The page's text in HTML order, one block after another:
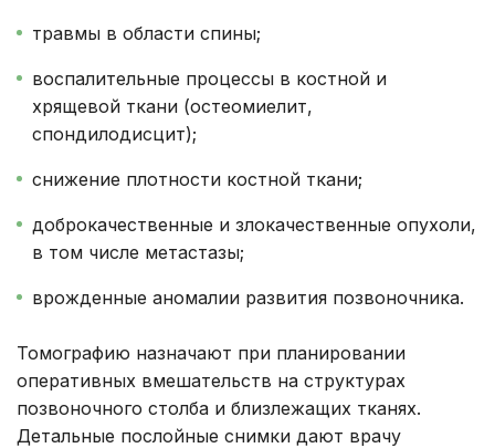
травмы в области спины;
воспалительные процессы в костной и
хрящевой ткани (остеомиелит,
спондилодисцит);
снижение плотности костной ткани;
доброкачественные и злокачественные опухоли,
в том числе метастазы;
врожденные аномалии развития позвоночника.
Томографию назначают при планировании
оперативных вмешательств на структурах
позвоночного столба и близлежащих тканях.
Детальные послойные снимки дают врачу